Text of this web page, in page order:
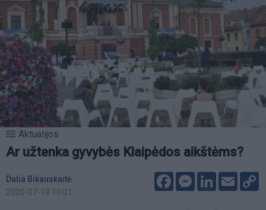
Aktualijos
Ar užtenka gyvybės Klaipėdos aikštėms?
Dalia Bikauskaitė
2020-07-19 10:01
FacebookMessenger
LinkedIn
Email